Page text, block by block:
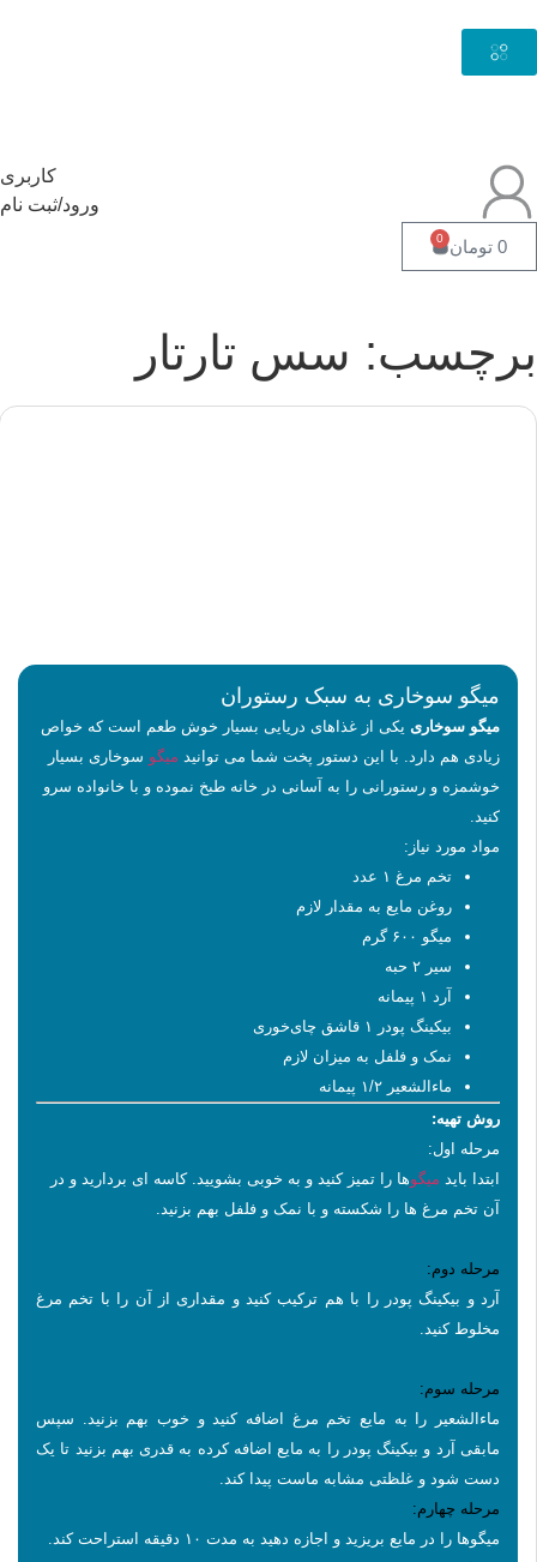
کاربری
ورود/ثبت نام
0 تومان 0
برچسب: سس تارتار
میگو سوخاری به سبک رستوران
میگو سوخارییکی از غذاهای دریایی بسیار خوش طعم است که خواص
زیادی هم دارد. با این دستور پخت شما می توانید میگو سوخاری بسیار
خوشمزه و رستورانی را به آسانی در خانه طبخ نموده و با خانواده سرو
کنید.
مواد مورد نیاز:
تخم مرغ ۱ عدد
روغن مایع به مقدار لازم
ميگو ۶۰۰ گرم
سیر ۲ حبه
آرد ۱ پیمانه
بیکینگ پودر ۱ قاشق چای‌خوری
نمک و فلفل به میزان لازم
ماءالشعیر ۱/۲ پیمانه
روش تهیه:
مرحله اول:
ابتدا باید میگوها را تمیز کنید و به خوبی بشویید. کاسه ای بردارید و در
آن تخم مرغ ها را شکسته و با نمک و فلفل بهم بزنید.
مرحله دوم:
آرد و بیکینگ پودر را با هم ترکیب کنید و مقداری از آن را با تخم مرغ
مخلوط کنید.
مرحله سوم:
ماءالشعیر را به مایع تخم مرغ اضافه کنید و خوب بهم بزنید. سپس
مابقی آرد و بیکینگ پودر را به مایع اضافه کرده به قدری بهم بزنید تا یک
دست شود و غلظتی مشابه ماست پیدا کند.
مرحله چهارم:
میگوها را در مایع بریزید و اجازه دهید به مدت ۱۰ دقیقه استراحت کند
.